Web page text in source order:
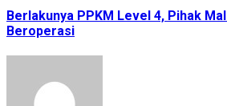
Berlakunya PPKM Level 4, Pihak
Beroperasi